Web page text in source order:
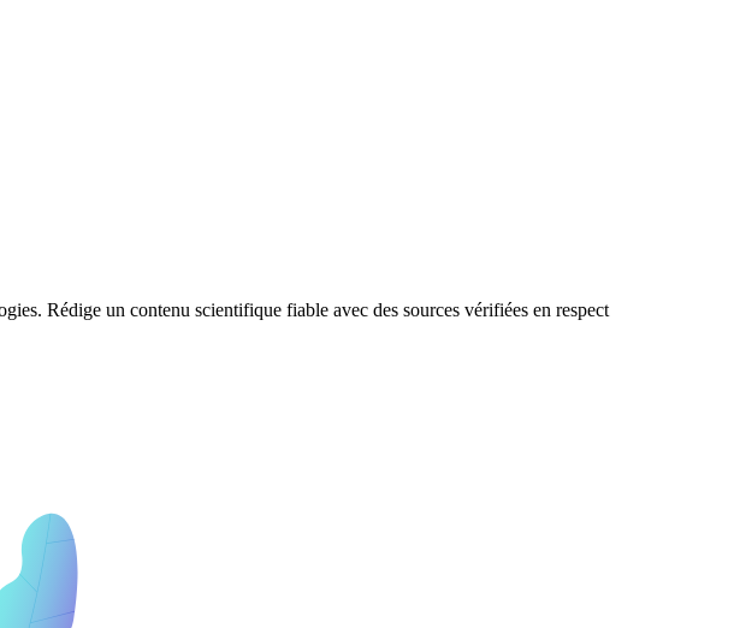
Rédige un contenu scientifique fiable avec des sources vérifiées en respect